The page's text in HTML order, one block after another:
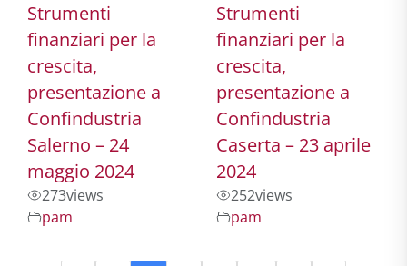
Strumenti
finanziari per la
crescita,
presentazione a
Confindustria
Salerno – 24
maggio 2024
273views
pam
Strumenti
finanziari per la
crescita,
presentazione a
Confindustria
Caserta – 23 aprile
2024
252views
pam